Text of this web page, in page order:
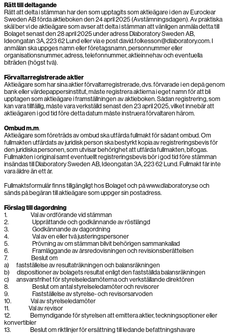
Rätt till deltagande
Rätt att delta i stämman har den som upptagits som aktieägare i den av Euroclear
Sweden AB förda aktieboken den 24 april 2025 (Avstämningsdagen). Av praktiska
skäl ber vi de aktieägare som avser att delta i stämman att vänligen anmäla detta till
Bolaget senast den 28 april 2025 under adress Dlaboratory Sweden AB,
Ideongatan 3A, 223 62 Lund eller via e post david.folkesson@dlaboratory.com. I
anmälan ska uppges namn eller företagsnamn, personnummer eller
organisationsnummer, adress, telefonnummer, aktieinnehav och eventuella
biträden (högst två).
Förvaltarregistrerade aktier
Aktieägare som har sina aktier förvaltarregistrerade, dvs. förvarade i en depå genom
bank eller värdepappersinstitut, måste registrera aktierna i eget namn för att bli
upptagen som aktieägare i framställningen av aktieboken. Sådan registrering, som
kan vara tillfällig, måste vara verkställd senast den 23 april 2025, vilket innebär att
aktieägaren i god tid före detta datum måste instruera förvaltaren härom.
Ombud m.m.
Aktieägare som företräds av ombud ska utfärda fullmakt för sådant ombud. Om
fullmakten utfärdats av juridisk person ska bestyrkt kopia av registreringsbevis för
den juridiska personen, som utvisar behörighet att utfärda fullmakten, bifogas.
Fullmakten i original samt eventuellt registreringsbevis bör i god tid före stämman
insändas till Dlaboratory Sweden AB, Ideongatan 3A, 223 62 Lund. Fullmakt får inte
vara äldre än ett år.
Fullmaktsformulär finns tillgängligt hos Bolaget och på www.dlaboratory.se och
sänds på begäran till aktieägare som uppger sin postadress.
Förslag till dagordning
1. Val av ordförande vid stämman
2. Upprättande och godkännande av röstlängd
3. Godkännande av dagordning
4. Val av en eller två justeringspersoner
5. Prövning av om stämman blivit behörigen sammankallad
6. Framläggande av årsredovisningen och revisionsberättelsen
7. Beslut om
a) fastställelse av resultaträkningen och balansräkningen
b) dispositioner av bolagets resultat enligt den fastställda balansräkningen
c) ansvarsfrihet för styrelseledamöterna och verkställande direktören
8. Beslut om antal styrelseledamöter och revisorer
9. Fastställelse av styrelse- och revisorsarvoden
10. Val av styrelseledamöter
11. Val av revisor
12. Bemyndigande för styrelsen att emittera aktier, teckningsoptioner eller
konvertibler
13. Beslut om riktlinjer för ersättning till ledande befattningshavare